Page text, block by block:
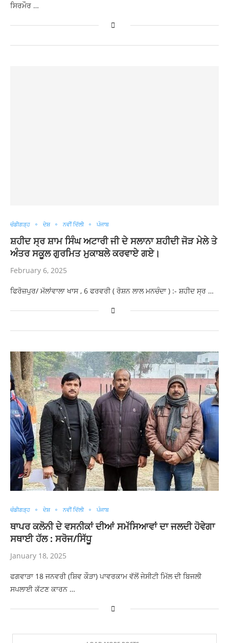
ਸਿਰਮੌਰ …
ਚੰਡੀਗੜ੍ਹ ਦੇਸ਼ ਨਵੀਂ ਦਿੱਲੀ ਪੰਜਾਬ
ਸ਼ਹੀਦ ਸ੍ਰ ਸ਼ਾਮ ਸਿੰਘ ਅਟਾਰੀ ਜੀ ਦੇ ਸਲਾਨਾ ਸ਼ਹੀਦੀ ਜੋੜ ਮੇਲੇ ਤੇ
ਅੰਤਰ ਸਕੂਲ ਗੁਰਮਿਤ ਮੁਕਾਬਲੇ ਕਰਵਾਏ ਗਏ।
February 6, 2025
ਫਿਰੋਜ਼ਪੁਰ/ ਮੱਲਾਂਵਾਲਾ ਖਾਸ , 6 ਫਰਵਰੀ ( ਰੋਸ਼ਨ ਲਾਲ ਮਨਚੰਦਾ ) :- ਸ਼ਹੀਦ ਸ੍ਰ …
ਚੰਡੀਗੜ੍ਹ ਦੇਸ਼ ਨਵੀਂ ਦਿੱਲੀ ਪੰਜਾਬ
ਥਾਪਰ ਕਲੋਨੀ ਦੇ ਵਸਨੀਕਾਂ ਦੀਆਂ ਸਮੱਸਿਆਵਾਂ ਦਾ ਜਲਦੀ ਹੋਵੇਗਾ
ਸਥਾਈ ਹੱਲ : ਸਰੋਜ/ਸਿੱਧੂ
January 18, 2025
ਫਗਵਾੜਾ 18 ਜਨਵਰੀ (ਸ਼ਿਵ ਕੌੜਾ) ਪਾਵਰਕਾਮ ਵੱਲੋਂ ਜੇਸੀਟੀ ਮਿੱਲ ਦੀ ਬਿਜਲੀ
ਸਪਲਾਈ ਕੱਟਣ ਕਾਰਨ …